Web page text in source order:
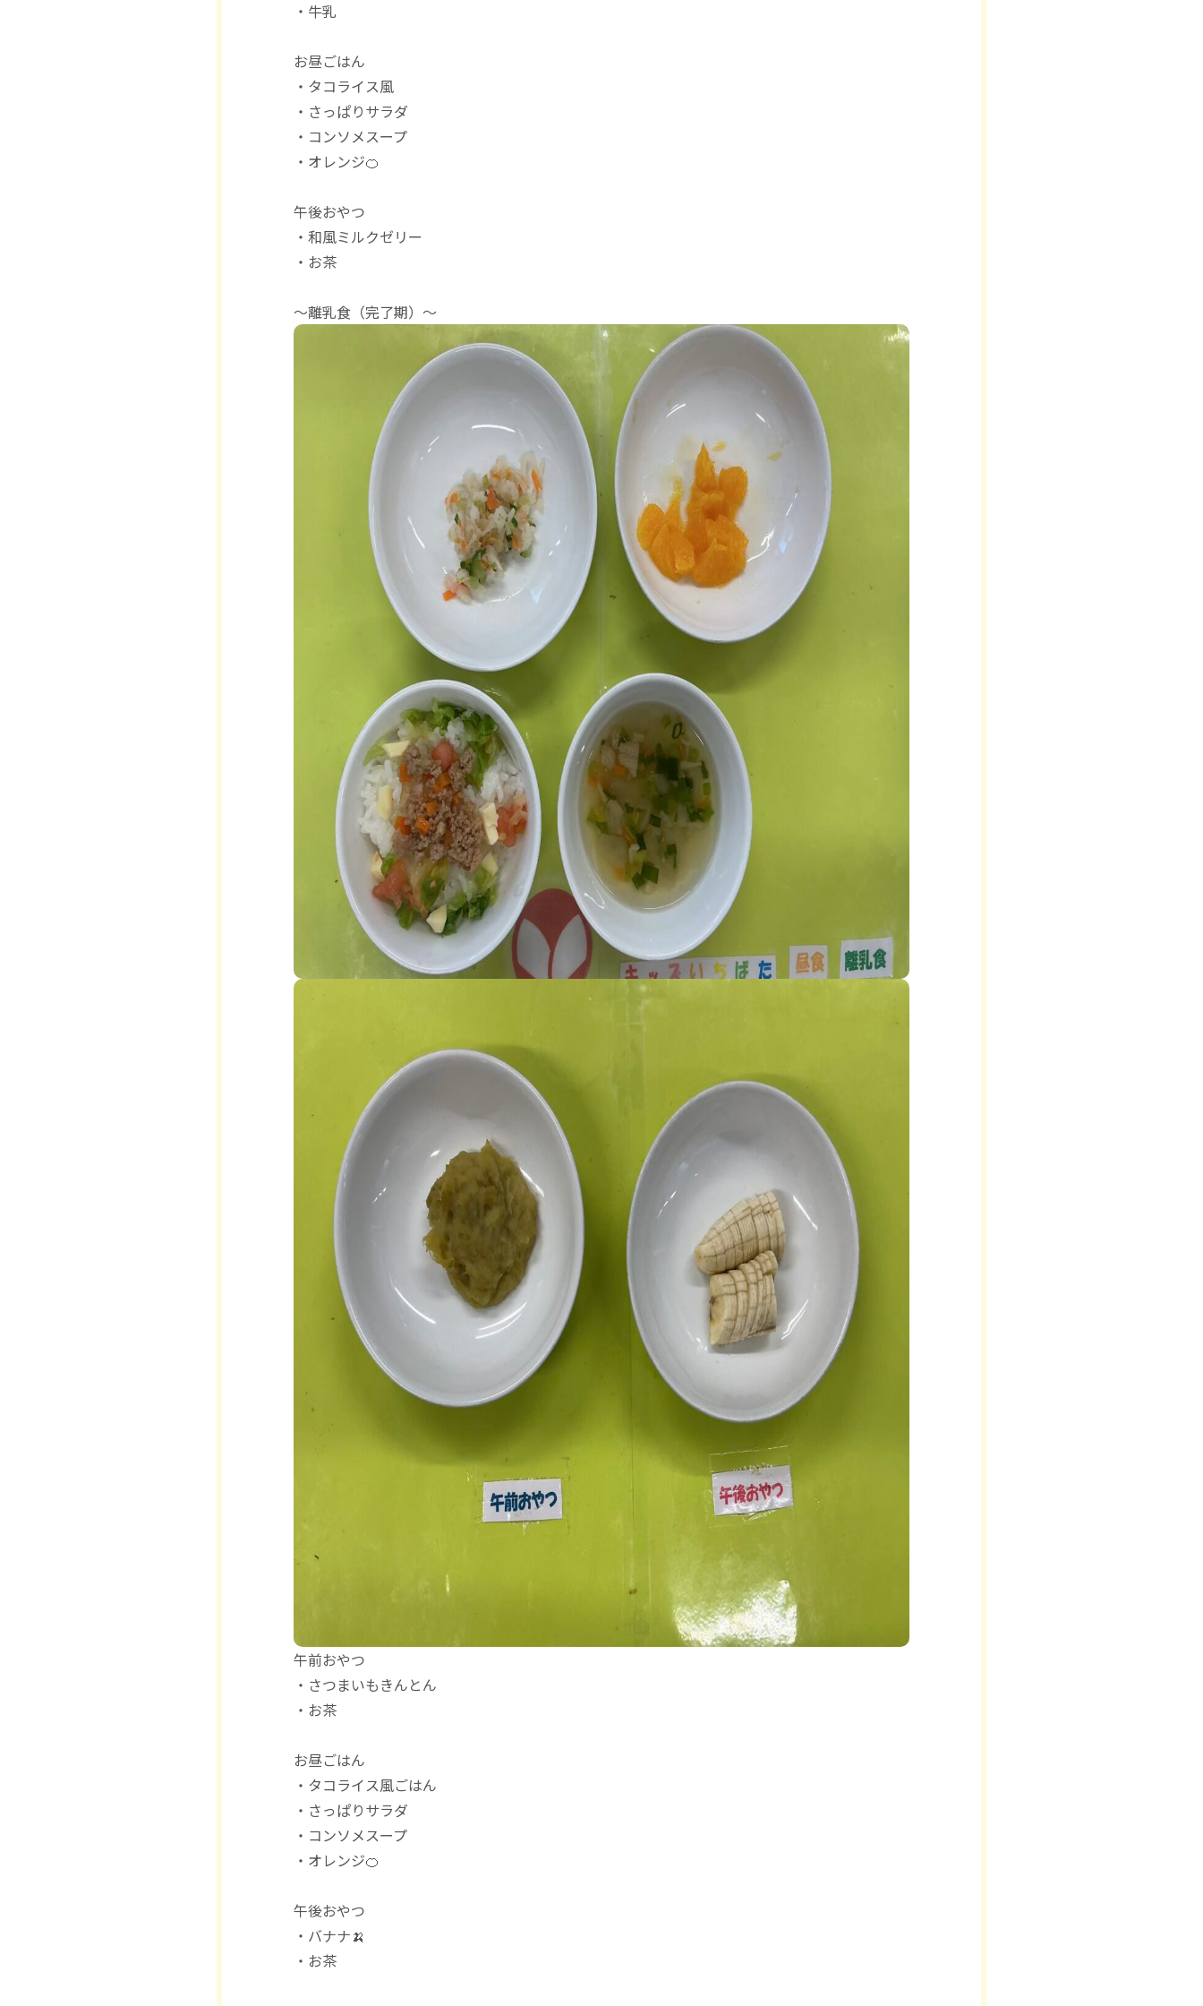
・牛乳
お昼ごはん
・タコライス風
・さっぱりサラダ
・コンソメスープ
・オレンジ🍊
午後おやつ
・和風ミルクゼリー
・お茶
〜離乳食（完了期）〜
午前おやつ
・さつまいもきんとん
・お茶
お昼ごはん
・タコライス風ごはん
・さっぱりサラダ
・コンソメスープ
・オレンジ🍊
午後おやつ
・バナナ🍌
・お茶